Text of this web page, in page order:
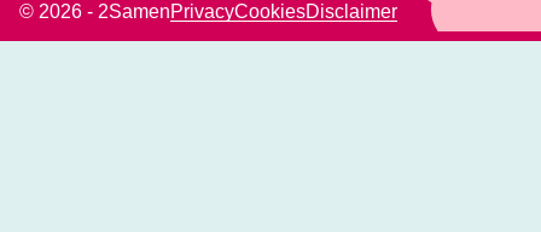
© 2026 - 2SamenPrivacyCookiesDisclaimer